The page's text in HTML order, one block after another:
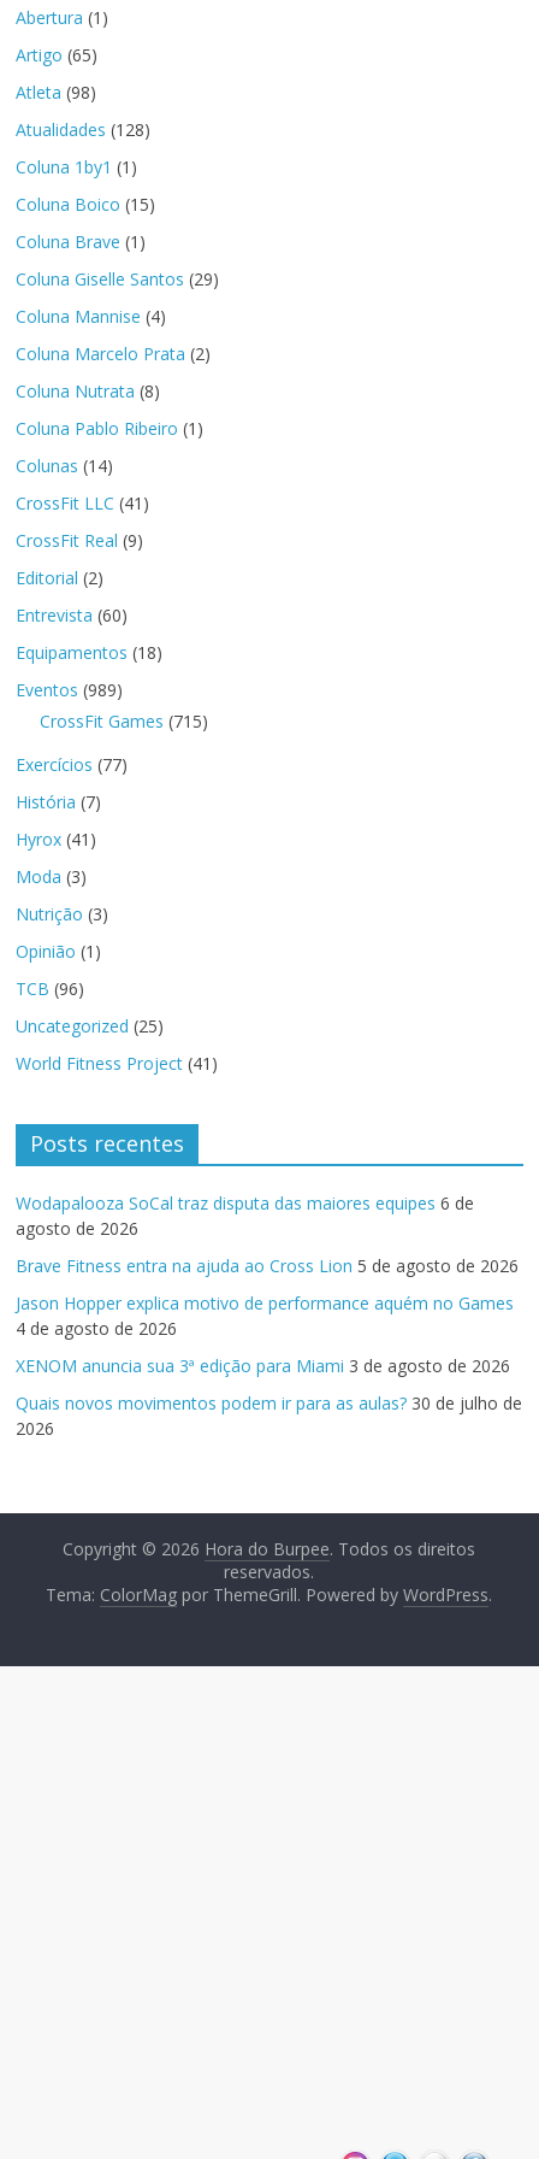
Abertura (1)
Artigo (65)
Atleta (98)
Atualidades (128)
Coluna 1by1 (1)
Coluna Boico (15)
Coluna Brave (1)
Coluna Giselle Santos (29)
Coluna Mannise (4)
Coluna Marcelo Prata (2)
Coluna Nutrata (8)
Coluna Pablo Ribeiro (1)
Colunas (14)
CrossFit LLC (41)
CrossFit Real (9)
Editorial (2)
Entrevista (60)
Equipamentos (18)
Eventos (989)
CrossFit Games (715)
Exercícios (77)
História (7)
Hyrox (41)
Moda (3)
Nutrição (3)
Opinião (1)
TCB (96)
Uncategorized (25)
World Fitness Project (41)
Posts recentes
Wodapalooza SoCal traz disputa das maiores equipes 6 de
agosto de 2026
Brave Fitness entra na ajuda ao Cross Lion 5 de agosto de 2026
Jason Hopper explica motivo de performance aquém no Games
4 de agosto de 2026
XENOM anuncia sua 3ª edição para Miami 3 de agosto de 2026
Quais novos movimentos podem ir para as aulas? 30 de julho de
2026
Copyright © 2026 Hora do Burpee. Todos os direitos
reservados.
Tema: ColorMag por ThemeGrill. Powered byWordPress.